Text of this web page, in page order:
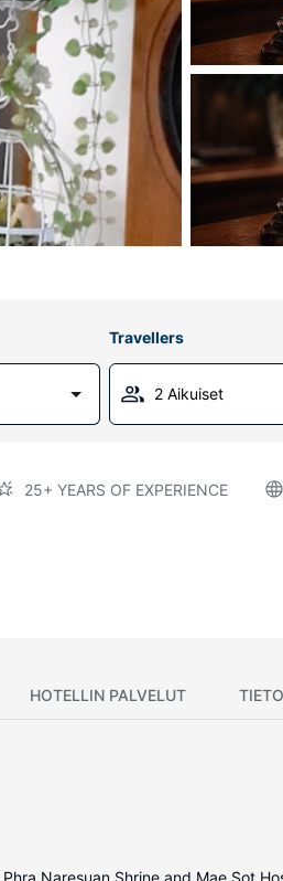
Travellers
2 Aikuiset
25+ YEARS OF EXPERIENCE
HOTELLIN PALVELUT
Naresuan Shrine and Mae Sot